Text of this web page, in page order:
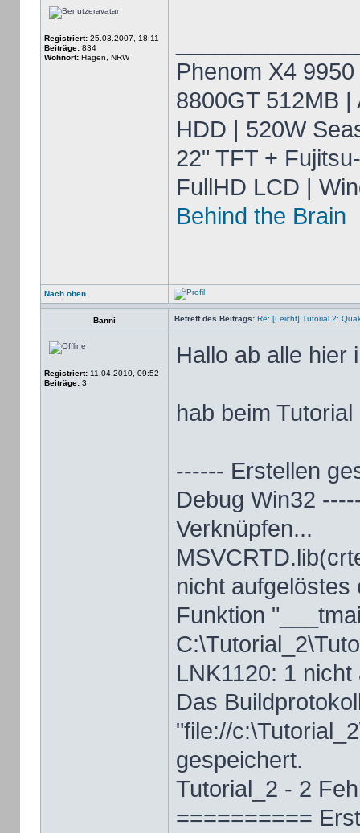
Registriert:25.03.2007, 18:11
Beiträge:834
Wohnort:Hagen, NRW
Phenom X4
8800GT 512MB
HDD | 520W
22" TFT +
FullHD LCD |
Behind the Brain
Nach oben
Banni Betreff des Beitrags: Re: [Leicht] Tutorial 2:
Registriert:11.04.2010, 09:52
Beiträge:3
Hallo ab alle hier
hab beim
------ Erstellen
Debug Win32
Verknüpfen...
nicht aufgelöstes
Funktion
LNK1120: 1
Das
"file://
gespeichert.
Tutorial_2 - 2
==========